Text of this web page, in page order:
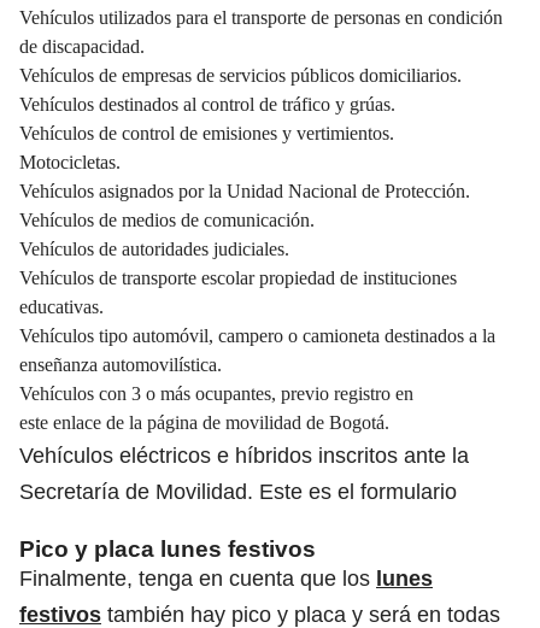
Vehículos utilizados para el transporte de personas en condición
de discapacidad.
Vehículos de empresas de servicios públicos domiciliarios.
Vehículos destinados al control de tráfico y grúas.
Vehículos de control de emisiones y vertimientos.
Motocicletas.
Vehículos asignados por la Unidad Nacional de Protección.
Vehículos de medios de comunicación.
Vehículos de autoridades judiciales.
Vehículos de transporte escolar propiedad de instituciones
educativas.
Vehículos tipo automóvil, campero o camioneta destinados a la
enseñanza automovilística.
Vehículos con 3 o más ocupantes, previo registro en
este enlace de la página de movilidad de Bogotá.
Vehículos eléctricos e híbridos inscritos ante la
Secretaría de Movilidad. Este es el formulario
Pico y placa lunes festivos
Finalmente, tenga en cuenta que los lunes
festivos también hay pico y placa y será en todas